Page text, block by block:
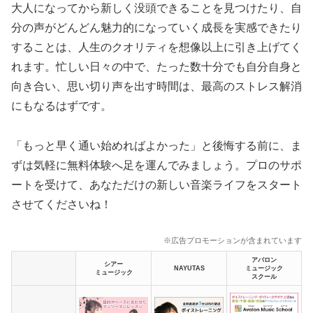
大人になってから新しく没頭できることを見つけたり、自
分の声がどんどん魅力的になっていく成長を実感できたり
することは、人生のクオリティを想像以上に引き上げてく
れます。忙しい日々の中で、たった数十分でも自分自身と
向き合い、思い切り声を出す時間は、最高のストレス解消
にもなるはずです。
「もっと早く通い始めればよかった」と後悔する前に、ま
ずは気軽に無料体験へ足を運んでみましょう。プロのサポ
ートを受けて、あなただけの新しい音楽ライフをスタート
させてくださいね！
※広告プロモーションが含まれています
シアー
ミュージック
NAYUTAS
アバロン
ミュージック
スクール